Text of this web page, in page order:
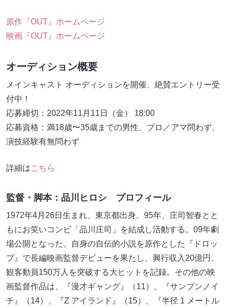
原作『OUT』ホームページ
映画『OUT』ホームページ
オーディション概要
メインキャスト オーディションを開催、絶賛エントリー受
付中！
応募締切：2022年11月11日（金） 18:00
応募資格：満18歳〜35歳までの男性、プロ／アマ問わず、
演技経験有無問わず
詳細はこちら
監督・脚本：品川ヒロシ プロフィール
1972年4月26日生まれ、東京都出身。95年、庄司智春とと
もにお笑いコンビ「品川庄司」を結成し活動する。09年劇
場公開となった、自身の自伝的小説を原作とした『ドロッ
プ』で長編映画監督デビューを果たし、興行収入20億円、
観客動員150万人を突破する大ヒットを記録。その他の映
画監督作品は、『漫才ギャング』（11）、『サンブンノイ
チ』（14）、『Z アイランド』（15）、『半径 1 メートル